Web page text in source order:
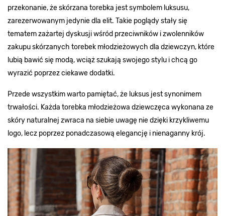
przekonanie, że skórzana torebka jest symbolem luksusu,
zarezerwowanym jedynie dla elit. Takie poglądy stały się
tematem zażartej dyskusji wśród przeciwników i zwolenników
zakupu skórzanych torebek młodzieżowych dla dziewczyn, które
lubią bawić się modą, wciąż szukają swojego stylu i chcą go
wyrazić poprzez ciekawe dodatki.
Przede wszystkim warto pamiętać, że luksus jest synonimem
trwałości. Każda torebka młodzieżowa dziewczęca wykonana ze
skóry naturalnej zwraca na siebie uwagę nie dzięki krzykliwemu
logo, lecz poprzez ponadczasową elegancję i nienaganny krój.